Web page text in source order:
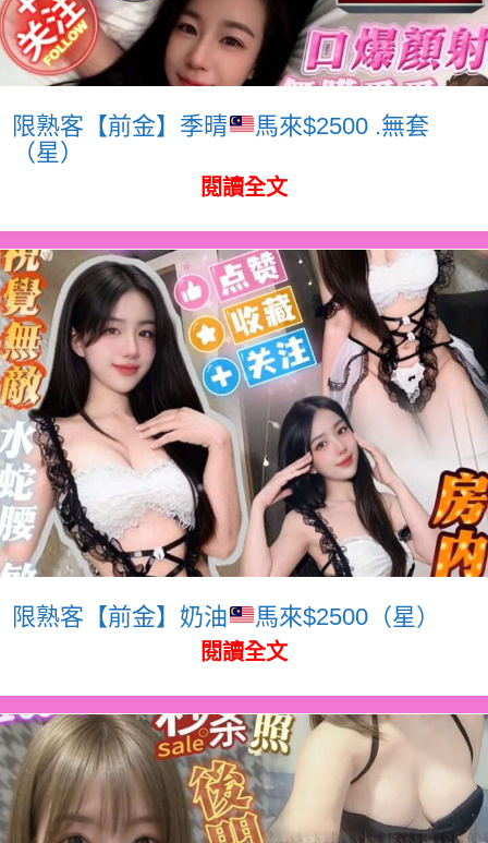
限熟客【前金】季晴
馬來$2500 .無套
（星）
閱讀全文
限熟客【前金】奶油 馬來$2500（星）
閱讀全文